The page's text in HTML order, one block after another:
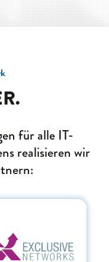
für alle IT-
realisieren wir